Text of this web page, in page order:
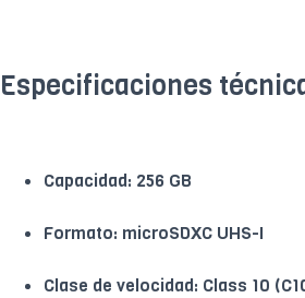
Especificaciones
Capacidad: 256 GB
Formato: microSDXC UHS-I
Clase de velocidad: Class 10